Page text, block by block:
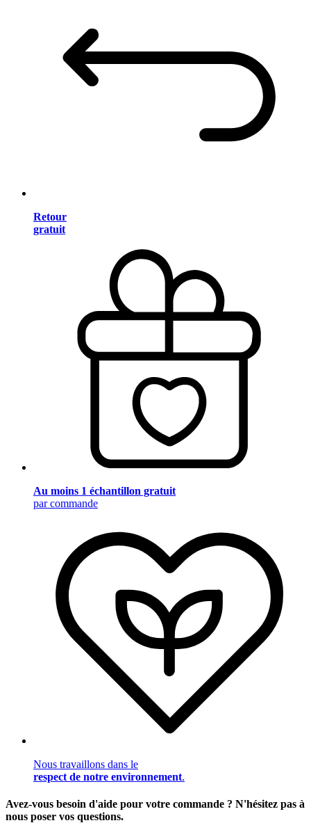
Retour
gratuit
Au moins 1 échantillon gratuit
par commande
Nous travaillons dans le
respect de notre environnement.
Avez-vous besoin d'aide pour votre commande ? N'hésitez pas à
nous poser vos questions.